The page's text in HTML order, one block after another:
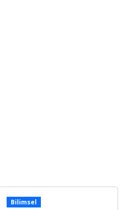
Bilimsel